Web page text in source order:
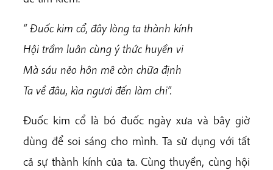
“ Đuốc kim cổ, đây lòng ta thành kính
Hội trầm luân cùng ý thức huyền vi
Mà sáu nẻo hôn mê còn chữa định
Ta về đâu, kìa ngươi đến làm chi”.
Đuốc kim cổ là bó đuốc ngày xưa và bây giờ
dùng để soi sáng cho mình. Ta sử dụng với tất
cả sự thành kính của ta. Cùng thuyền, cùng hội